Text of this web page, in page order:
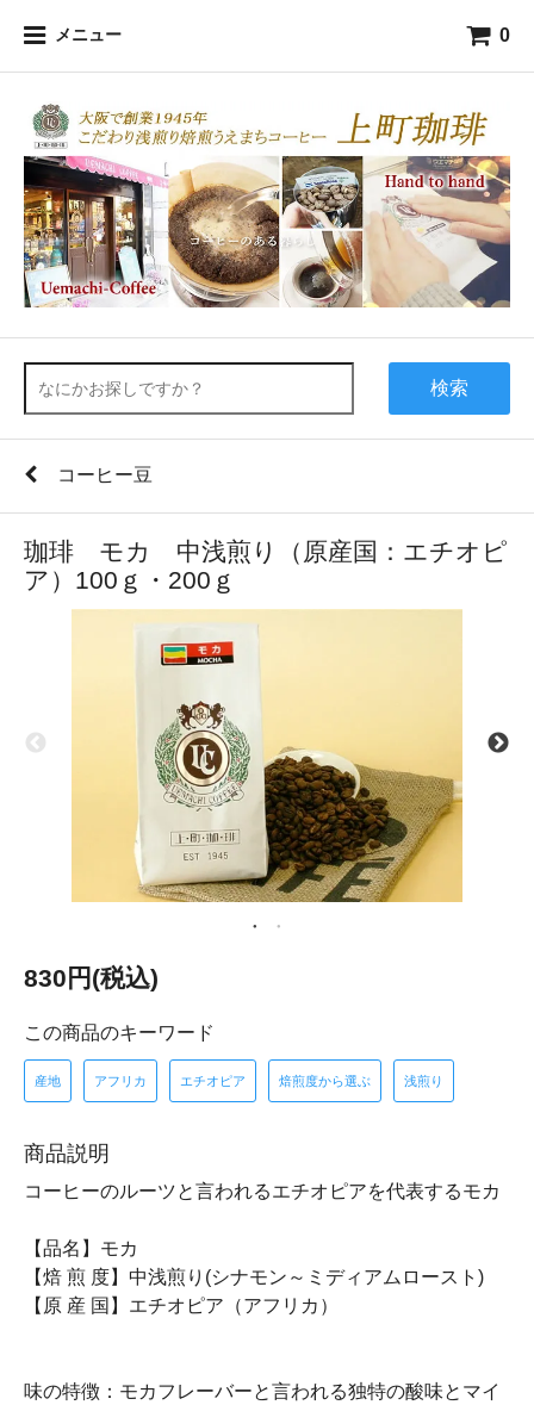
メニュー 0
検索
コーヒー豆
珈琲 モカ 中浅煎り（原産国：エチオピ
ア）100ｇ・200ｇ
830円(税込)
この商品のキーワード
産地 アフリカ エチオピア 焙煎度から選ぶ 浅煎り
商品説明
コーヒーのルーツと言われるエチオピアを代表するモカ
【品名】モカ
【焙 煎 度】中浅煎り(シナモン～ミディアムロースト)
【原 産 国】エチオピア（アフリカ）
味の特徴：モカフレーバーと言われる独特の酸味とマイ